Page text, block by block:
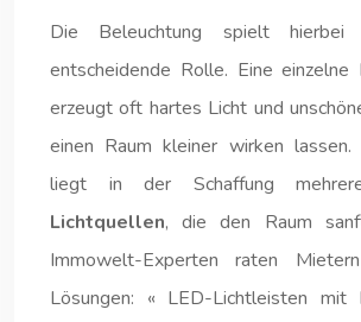
Die Beleuchtung spielt hierbei
entscheidende Rolle. Eine einzelne
erzeugt oft hartes Licht und
einen Raum kleiner wirken lassen.
liegt in der Schaffung
Lichtquellen, die den Raum
Immowelt-Experten raten
Lösungen: « LED-Lichtleisten mit